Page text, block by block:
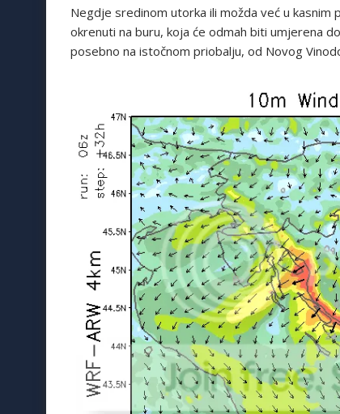
Negdje sredinom utorka ili možda već u
okrenuti na buru, koja će odmah biti umjerena
posebno na istočnom priobalju, od Novog